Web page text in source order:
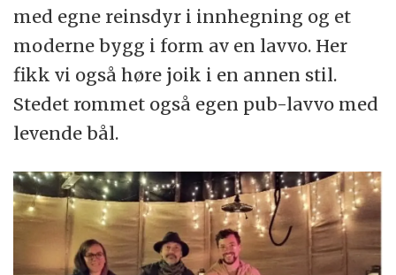
med egne reinsdyr i innhegning og et
moderne bygg i form av en lavvo. Her
fikk vi også høre joik i en annen stil.
Stedet rommet også egen pub-lavvo med
levende bål.